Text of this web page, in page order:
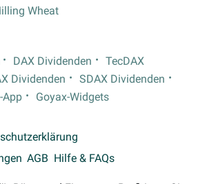
Wheat
DAX Dividenden
TecDAX
Dividenden
SDAX Dividenden
App Goyax-Widgets
AGB Hilfe & FAQs